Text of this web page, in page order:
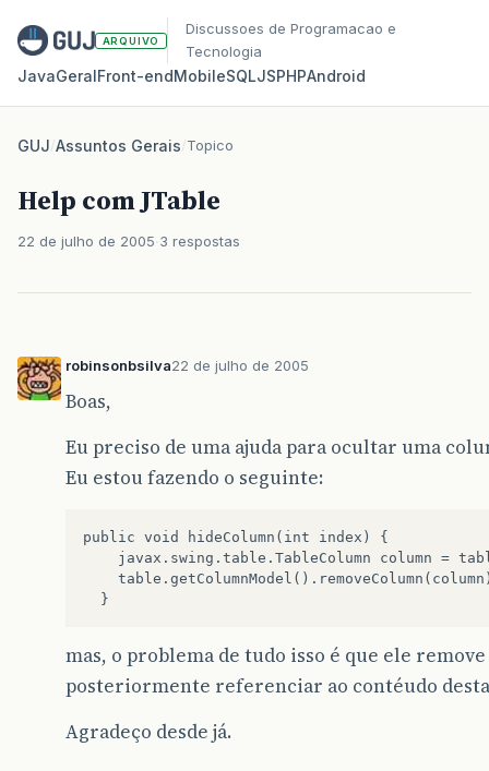
ARQUIVO
Discussoes de Programacao e
Tecnologia
JavaGeralFront‑endMobileSQLJSPHPAndroid
GUJ/Assuntos Gerais/Topico
Help com JTable
22 de julho de 2005 3 respostas
robinsonbsilva22 de julho de 2005
Boas,
Eu preciso de uma ajuda para ocultar uma
Eu estou fazendo o seguinte:
public void hideColumn(int index) {
javax.swing.table.TableColumn column =
mas, o problema de tudo isso é que ele
posteriormente referenciar ao contéudo
Agradeço desde já.